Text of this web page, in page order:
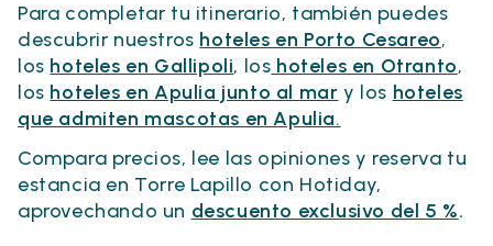
Para completar tu itinerario, también puedes
descubrir nuestros hoteles en Porto Cesareo,
los hoteles en Gallipoli, los hoteles en Otranto,
los hoteles en Apulia junto al mar y los hoteles
que admiten mascotas en Apulia.
Compara precios, lee las opiniones y reserva tu
estancia en Torre Lapillo con Hotiday,
aprovechando un descuento exclusivo del 5 %.